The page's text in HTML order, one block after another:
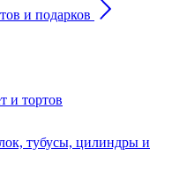
и подарков
и тортов
тубусы, цилиндры и